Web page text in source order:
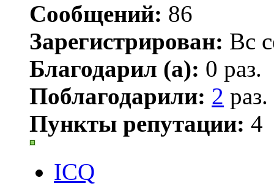
Сообщений: 86
Зарегистрирован: Вс
Благодарил (а): 0 раз.
Поблагодарили: 2 раз.
Пункты репутации: 4
ICQ